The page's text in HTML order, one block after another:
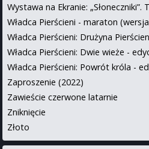
Wystawa na Ekranie: „Słoneczniki”.
Władca Pierścieni - maraton
Władca Pierścieni: Drużyna
Władca Pierścieni: Dwie wieże -
Władca Pierścieni: Powrót króla -
Zaproszenie (2022)
Zawieście czerwone latarnie
Zniknięcie
Złoto